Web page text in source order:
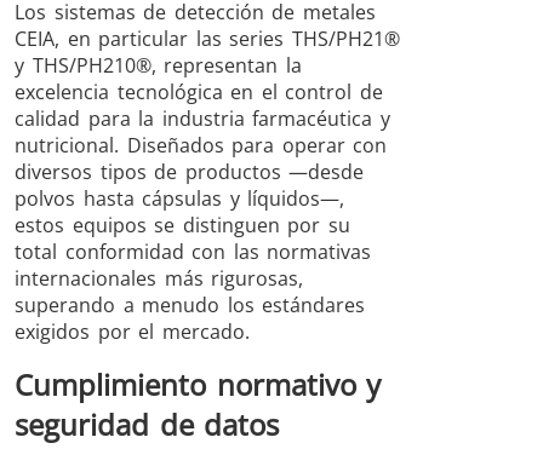
THS Production
4.0
MD-SCOPE
Los sistemas de detección de metales
CEIA, en particular las series THS/PH21®
y THS/PH210®, representan la
excelencia tecnológica en el control de
calidad para la industria farmacéutica y
nutricional. Diseñados para operar con
diversos tipos de productos —desde
polvos hasta cápsulas y líquidos—,
estos equipos se distinguen por su
total conformidad con las normativas
internacionales más rigurosas,
superando a menudo los estándares
exigidos por el mercado.
Cumplimiento normativo y
seguridad de datos